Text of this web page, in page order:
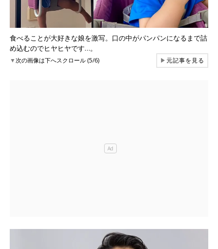
食べることが大好きな娘を激写。口の中がパンパンになるまで詰
め込むのでヒヤヒヤです…。
▼次の画像は下へスクロール (5/6) ▶元記事を見る